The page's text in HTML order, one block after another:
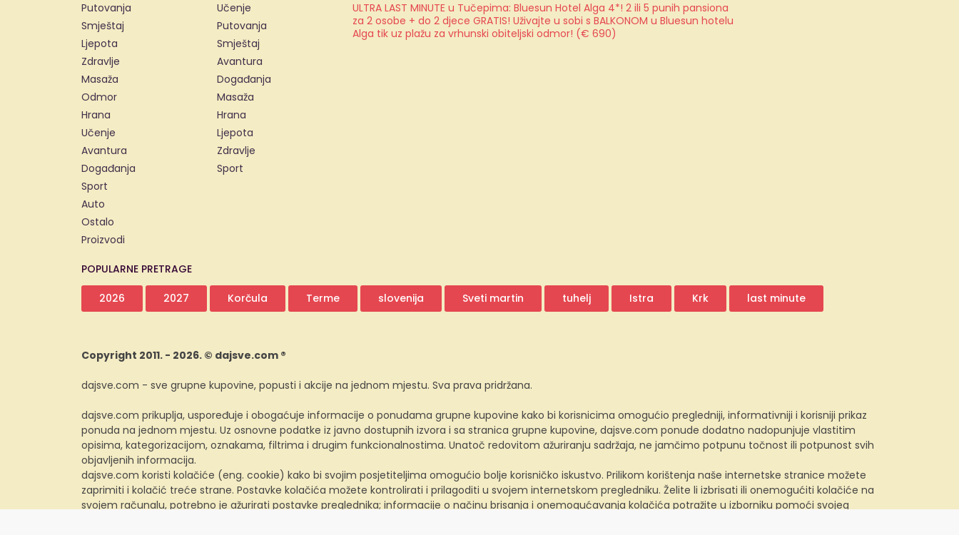
Putovanja
Smještaj
Ljepota
Zdravlje
Masaža
Odmor
Hrana
Učenje
Avantura
Događanja
Sport
Auto
Ostalo
Proizvodi
Učenje
Putovanja
Smještaj
Avantura
Događanja
Masaža
Hrana
Ljepota
Zdravlje
Sport
ULTRA LAST MINUTE u Tučepima: Bluesun Hotel Alga 4*! 2 ili 5 punih pansiona
za 2 osobe + do 2 djece GRATIS! Uživajte u sobi s BALKONOM u Bluesun hotelu
Alga tik uz plažu za vrhunski obiteljski odmor! (€ 690)
POPULARNE PRETRAGE
2026 2027 Korčula Terme slovenija Sveti martin tuhelj Istra Krk last minute
Copyright 2011. - 2026. © dajsve.com ®
dajsve.com - sve grupne kupovine, popusti i akcije na jednom mjestu. Sva prava pridržana.
dajsve.com prikuplja, uspoređuje i obogaćuje informacije o ponudama grupne kupovine kako bi korisnicima omogućio pregledniji, informativniji i korisniji prikaz
ponuda na jednom mjestu. Uz osnovne podatke iz javno dostupnih izvora i sa stranica grupne kupovine, dajsve.com ponude dodatno nadopunjuje vlastitim
opisima, kategorizacijom, oznakama, filtrima i drugim funkcionalnostima. Unatoč redovitom ažuriranju sadržaja, ne jamčimo potpunu točnost ili potpunost svih
objavljenih informacija.
dajsve.com koristi kolačiće (eng. cookie) kako bi svojim posjetiteljima omogućio bolje korisničko iskustvo. Prilikom korištenja naše internetske stranice možete
zaprimiti i kolačić treće strane. Postavke kolačića možete kontrolirati i prilagoditi u svojem internetskom pregledniku. Želite li izbrisati ili onemogućiti kolačiće na
svojem računalu, potrebno je ažurirati postavke preglednika; informacije o načinu brisanja i onemogućavanja kolačića potražite u izborniku pomoći svojeg